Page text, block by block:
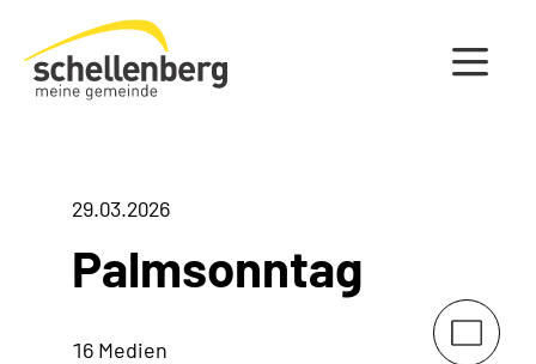
Gemeinde Schellenberg Startseite
29.03.2026
Palmsonntag
16 Medien